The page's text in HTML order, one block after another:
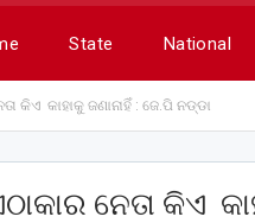
State National
କିଏ କାହାକୁ ଜଣାନାହିଁ : ଜେ.ପି ନଡ୍ଡା
ନେତା କିଏ